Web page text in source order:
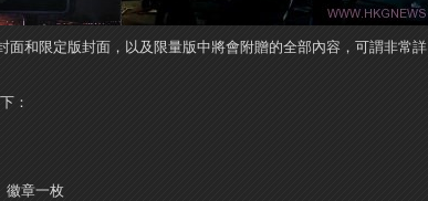
面和限定版封面，以及限量版中將會附贈的全部內容，可謂非常詳
：
徽章一枚